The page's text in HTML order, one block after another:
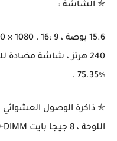
✯ الشاشة :
75.35٪ .
اللوحة ، 8 جيجا بايت DDR4-3200 SO-DIMM .